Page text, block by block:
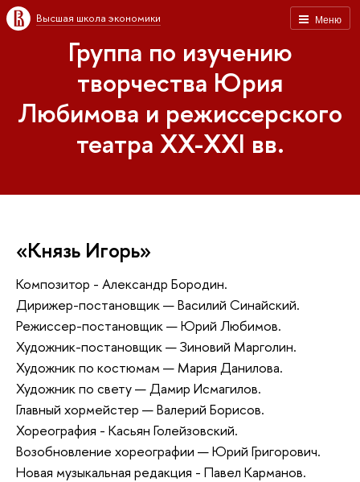
Меню
Высшая школа экономики
Группа по изучению
творчества Юрия
Любимова и режиссерского
театра XX-XXI вв.
«Князь Игорь»
Композитор - Александр Бородин.
Дирижер-постановщик — Василий Синайский.
Режиссер-постановщик — Юрий Любимов.
Художник-постановщик — Зиновий Марголин.
Художник по костюмам — Мария Данилова.
Художник по свету — Дамир Исмагилов.
Главный хормейстер — Валерий Борисов.
Хореография - Касьян Голейзовский.
Возобновление хореографии — Юрий Григорович.
Новая музыкальная редакция - Павел Карманов.